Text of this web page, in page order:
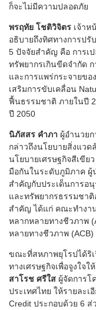
ก็จะไม่มีความปลอดภัย
พรฤทัย โชติวิจิตร เจ้าห
อธิบายถึงทิศทางการปรั
5 ปัจจัยสำคัญ คือ การเ
ทรัพยากรเกินขีดจำกัด
และการแพร่กระจายข
เสริมการขับเคลื่อน
ฟื้นธรรมชาติ ภายในปี
ปี 2050
นิภัสสร คำภา ผู้อำนวย
กล่าวถึงนโยบายสิ่งแวด
นโยบายเศรษฐกิจสีเขีย
มือกันในระดับภูมิภาค ผู้
สำคัญกับประเด็นการอ
และทรัพยากรธรรมชา
สำคัญ ได้แก่ คณะทำงา
หลากหลายทางชีวภาพ
หลายทางชีวภาพ
ขณะที่สหภาพยุโรปได้ริเ
ทางเศรษฐกิจเพื่อจูงใจ
สาโรช ศรีใส ผู้จัดการโ
ประเทศไทย ให้รายละเ
Credit ประกอบด้วย 6